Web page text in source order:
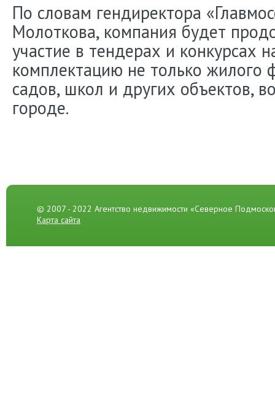
По словам гендиректора
Молоткова, компания будет
участие в тендерах и конкурсах
комплектацию не только жилого
садов, школ и других объектов,
городе.
© 2007 - 2022 Агентство недвижимости «Северное
Карта сайта